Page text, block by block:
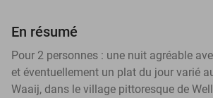
En résumé
Pour 2 personnes : une nuit agréable
et éventuellement un plat du jour varié
Waaij, dans le village pittoresque de